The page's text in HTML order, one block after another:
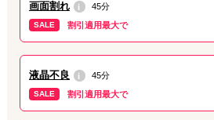
☑︎ 3〜6ヶ月の保証つき
で修理対応させていただきます！
まずはお気軽にご来店・ご相談ください
2026.07.22 キャンペーン
画面割れ i 45分
SALE 割引適用最大で
液晶不良 i 45分
SALE 割引適用最大で